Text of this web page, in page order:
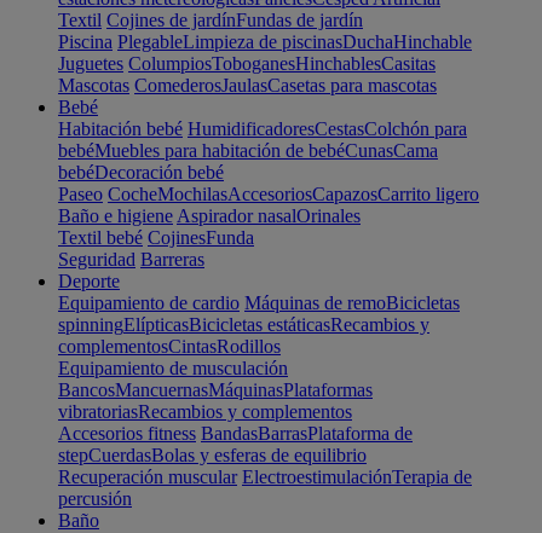
Textil Cojines de jardínFundas de jardín
Piscina PlegableLimpieza de piscinasDuchaHinchable
Juguetes ColumpiosToboganesHinchablesCasitas
Mascotas ComederosJaulasCasetas para mascotas
Bebé
Habitación bebé HumidificadoresCestasColchón para
bebéMuebles para habitación de bebéCunasCama
bebéDecoración bebé
Paseo CocheMochilasAccesoriosCapazosCarrito ligero
Baño e higiene Aspirador nasalOrinales
Textil bebé CojinesFunda
Seguridad Barreras
Deporte
Equipamiento de cardio Máquinas de remoBicicletas
spinningElípticasBicicletas estáticasRecambios y
complementosCintasRodillos
Equipamiento de musculación
BancosMancuernasMáquinasPlataformas
vibratoriasRecambios y complementos
Accesorios fitness BandasBarrasPlataforma de
stepCuerdasBolas y esferas de equilibrio
Recuperación muscular ElectroestimulaciónTerapia de
percusión
Baño